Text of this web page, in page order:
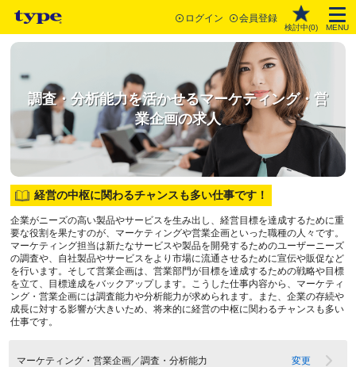
ログイン 会員登録
検討中(0) MENU
調査・分析能力を活かせるマーケティング・営
業企画の求人
経営の中枢に関わるチャンスも多い仕事です！
企業がニーズの高い製品やサービスを生み出し、経営目標を達成するために重
要な役割を果たすのが、マーケティングや営業企画といった職種の人々です。
マーケティング担当は新たなサービスや製品を開発するためのユーザーニーズ
の調査や、自社製品やサービスをより市場に流通させるために宣伝や販促など
を行います。そして営業企画は、営業部門が目標を達成するための戦略や目標
を立て、目標達成をバックアップします。こうした仕事内容から、マーケティ
ング・営業企画には調査能力や分析能力が求められます。また、企業の存続や
成長に対する影響が大きいため、将来的に経営の中枢に関わるチャンスも多い
仕事です。
マーケティング・営業企画／調査・分析能力 変更